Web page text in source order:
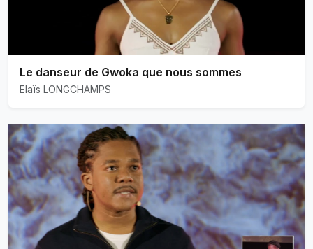
Le danseur de Gwoka que nous sommes
Elaïs LONGCHAMPS